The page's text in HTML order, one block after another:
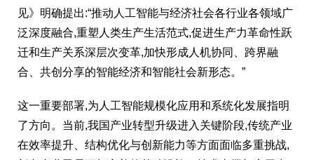
见》明确提出:“推动人工智能与经济社会各行业各领域广
泛深度融合,重塑人类生产生活范式,促进生产力革命性跃
迁和生产关系深层次变革,加快形成人机协同、跨界融
合、共创分享的智能经济和智能社会新形态。”
这一重要部署,为人工智能规模化应用和系统化发展指明
了方向。当前,我国产业转型升级进入关键阶段,传统产业
在效率提升、结构优化与创新能力等方面面临多重挑战,